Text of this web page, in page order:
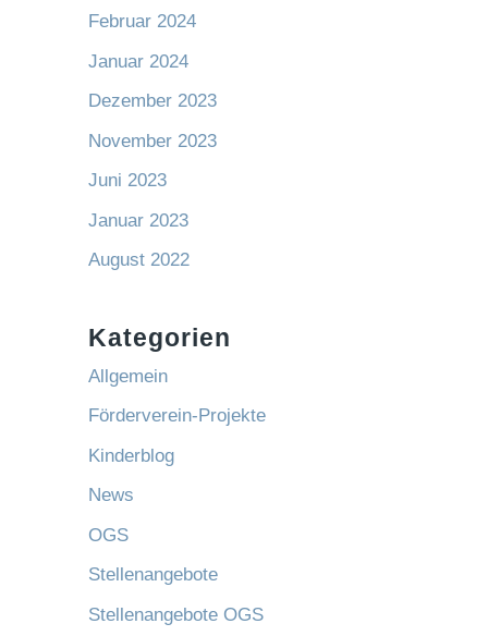
Februar 2024
Januar 2024
Dezember 2023
November 2023
Juni 2023
Januar 2023
August 2022
Kategorien
Allgemein
Förderverein-Projekte
Kinderblog
News
OGS
Stellenangebote
Stellenangebote OGS